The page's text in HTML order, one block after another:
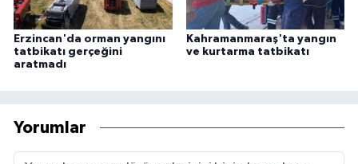
Erzincan'da orman yangını
tatbikatı gerçeğini
aratmadı
Kahramanmaraş'ta yangın
ve kurtarma tatbikatı
Yorumlar